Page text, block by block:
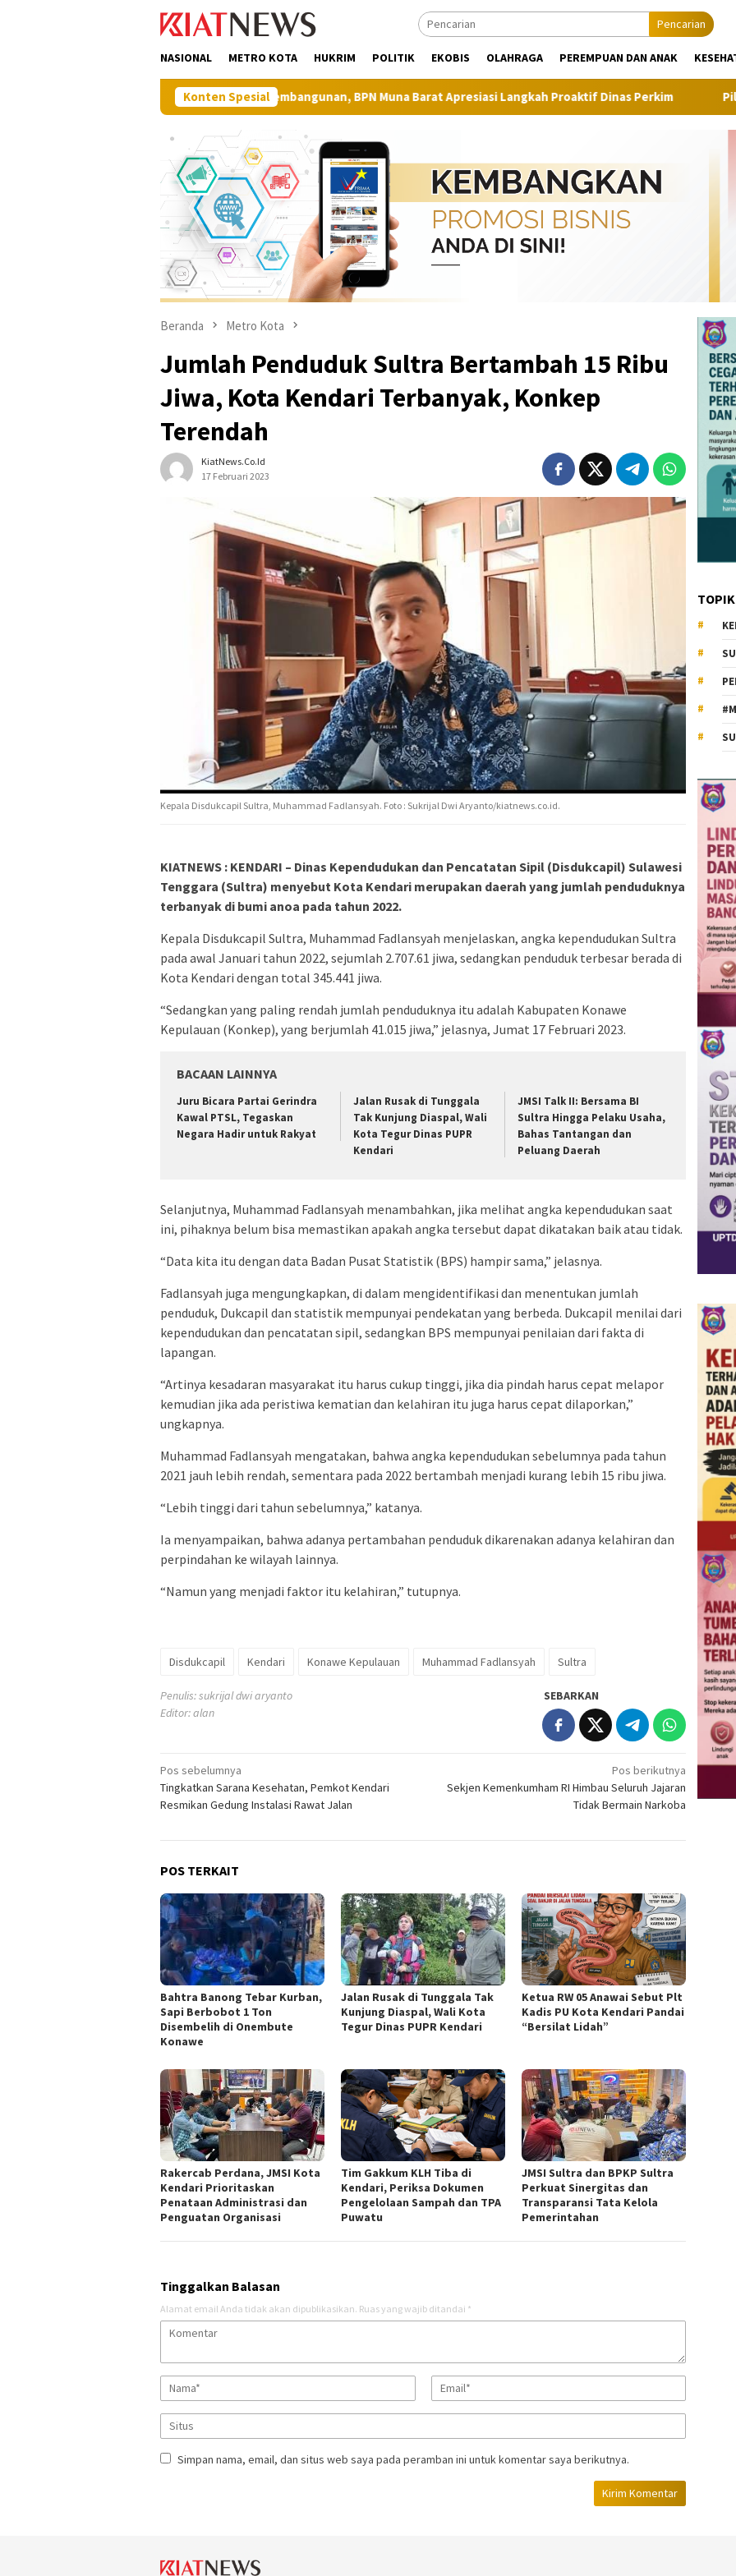
Pencarian
NASIONAL METRO KOTA HUKRIM POLITIK EKOBIS OLAHRAGA PEREMPUAN DAN ANAK
Konten Spesial
Perkuat Sinergi Pembangunan, BPN Muna Barat Apresiasi Langkah Proaktif Dinas Perkim Pilot Project,
Beranda Metro Kota
Jumlah Penduduk Sultra Bertambah 15 Ribu
Jiwa, Kota Kendari Terbanyak, Konkep
Terendah
KiatNews.co.id
17 Februari 2023
Kepala Disdukcapil Sultra, Muhammad Fadlansyah. Foto : Sukrijal Dwi Aryanto/kiatnews.co.id.
KIATNEWS : KENDARI – Dinas Kependudukan dan Pencatatan Sipil (Disdukcapil) Sulawesi
Tenggara (Sultra) menyebut Kota Kendari merupakan daerah yang jumlah penduduknya
terbanyak di bumi anoa pada tahun 2022.
Kepala Disdukcapil Sultra, Muhammad Fadlansyah menjelaskan, angka kependudukan Sultra
pada awal Januari tahun 2022, sejumlah 2.707.61 jiwa, sedangkan penduduk terbesar berada di
Kota Kendari dengan total 345.441 jiwa.
“Sedangkan yang paling rendah jumlah penduduknya itu adalah Kabupaten Konawe
Kepulauan (Konkep), yang berjumlah 41.015 jiwa,” jelasnya, Jumat 17 Februari 2023.
BACAAN LAINNYA
‎Juru Bicara Partai Gerindra
Kawal PTSL, Tegaskan
Negara Hadir untuk Rakyat
Jalan Rusak di Tunggala
Tak Kunjung Diaspal, Wali
Kota Tegur Dinas PUPR
Kendari
JMSI Talk II: Bersama BI
Sultra Hingga Pelaku Usaha,
Bahas Tantangan dan
Peluang Daerah
Selanjutnya, Muhammad Fadlansyah menambahkan, jika melihat angka kependudukan saat
ini, pihaknya belum bisa memastikan apakah angka tersebut dapat dikatakan baik atau tidak.
“Data kita itu dengan data Badan Pusat Statistik (BPS) hampir sama,” jelasnya.
Fadlansyah juga mengungkapkan, di dalam mengidentifikasi dan menentukan jumlah
penduduk, Dukcapil dan statistik mempunyai pendekatan yang berbeda. Dukcapil menilai dari
kependudukan dan pencatatan sipil, sedangkan BPS mempunyai penilaian dari fakta di
lapangan.
“Artinya kesadaran masyarakat itu harus cukup tinggi, jika dia pindah harus cepat melapor
kemudian jika ada peristiwa kematian dan kelahiran itu juga harus cepat dilaporkan,”
ungkapnya.
Muhammad Fadlansyah mengatakan, bahwa angka kependudukan sebelumnya pada tahun
2021 jauh lebih rendah, sementara pada 2022 bertambah menjadi kurang lebih 15 ribu jiwa.
“Lebih tinggi dari tahun sebelumnya,” katanya.
Ia menyampaikan, bahwa adanya pertambahan penduduk dikarenakan adanya kelahiran dan
perpindahan ke wilayah lainnya.
“Namun yang menjadi faktor itu kelahiran,” tutupnya.
Disdukcapil Kendari Konawe Kepulauan Muhammad Fadlansyah Sultra
Penulis: sukrijal dwi aryanto
Editor: alan
SEBARKAN
Navigasi
pos
Pos sebelumnya
Tingkatkan Sarana Kesehatan, Pemkot Kendari
Resmikan Gedung Instalasi Rawat Jalan
Pos berikutnya
Sekjen Kemenkumham RI Himbau Seluruh Jajaran
Tidak Bermain Narkoba
POS TERKAIT
Bahtra Banong Tebar Kurban,
Sapi Berbobot 1 Ton
Disembelih di Onembute
Konawe
Jalan Rusak di Tunggala Tak
Kunjung Diaspal, Wali Kota
Tegur Dinas PUPR Kendari
Ketua RW 05 Anawai Sebut Plt
Kadis PU Kota Kendari Pandai
“Bersilat Lidah”
Rakercab Perdana, JMSI Kota
Kendari Prioritaskan
Penataan Administrasi dan
Penguatan Organisasi
Tim Gakkum KLH Tiba di
Kendari, Periksa Dokumen
Pengelolaan Sampah dan TPA
Puwatu
JMSI Sultra dan BPKP Sultra
Perkuat Sinergitas dan
Transparansi Tata Kelola
Pemerintahan
Tinggalkan Balasan
Alamat email Anda tidak akan dipublikasikan. Ruas yang wajib ditandai *
Simpan nama, email, dan situs web saya pada peramban ini untuk komentar saya berikutnya.